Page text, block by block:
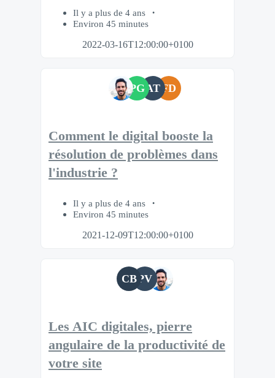
Il y a plus de 4 ans
Environ 45 minutes
2022-03-16T12:00:00+0100
PG AT FD
Comment le digital booste la
résolution de problèmes dans
l'industrie ?
Il y a plus de 4 ans
Environ 45 minutes
2021-12-09T12:00:00+0100
CB PV
Les AIC digitales, pierre
angulaire de la productivité de
votre site